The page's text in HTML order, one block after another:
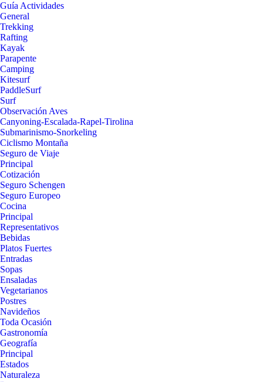
Guía Actividades
General
Trekking
Rafting
Kayak
Parapente
Camping
Kitesurf
PaddleSurf
Surf
Observación Aves
Canyoning-Escalada-Rapel-Tirolina
Submarinismo-Snorkeling
Ciclismo Montaña
Seguro de Viaje
Principal
Cotización
Seguro Schengen
Seguro Europeo
Cocina
Principal
Representativos
Bebidas
Platos Fuertes
Entradas
Sopas
Ensaladas
Vegetarianos
Postres
Navideños
Toda Ocasión
Gastronomía
Geografía
Principal
Estados
Naturaleza